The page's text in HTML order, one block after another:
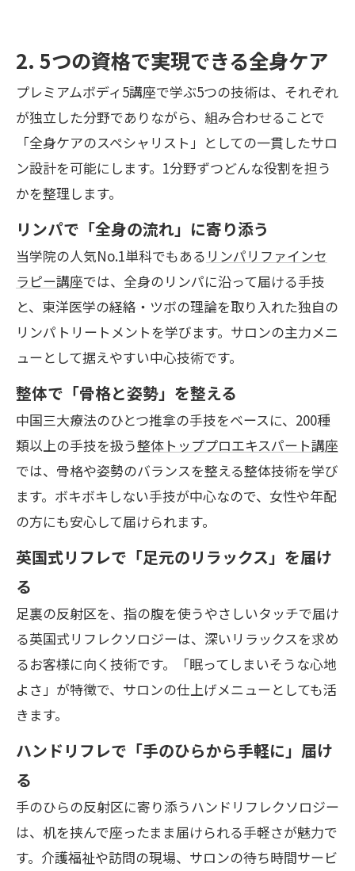
2. 5つの資格で実現できる全身ケア
プレミアムボディ5講座で学ぶ5つの技術は、それぞれ
が独立した分野でありながら、組み合わせることで
「全身ケアのスペシャリスト」としての一貫したサロ
ン設計を可能にします。1分野ずつどんな役割を担う
かを整理します。
リンパで「全身の流れ」に寄り添う
当学院の人気No.1単科でもある リンパリファインセ
ラピー講座では、全身のリンパに沿って届ける手技
と、東洋医学の経絡・ツボの理論を取り入れた独自の
リンパトリートメントを学びます。サロンの主力メニ
ューとして据えやすい中心技術です。
整体で「骨格と姿勢」を整える
中国三大療法のひとつ推拿の手技をベースに、200種
類以上の手技を扱う整体トッププロエキスパート講座
では、骨格や姿勢のバランスを整える整体技術を学び
ます。ボキボキしない手技が中心なので、女性や年配
の方にも安心して届けられます。
英国式リフレで「足元のリラックス」を届け
る
足裏の反射区を、指の腹を使うやさしいタッチで届け
る英国式リフレクソロジーは、深いリラックスを求め
るお客様に向く技術です。「眠ってしまいそうな心地
よさ」が特徴で、サロンの仕上げメニューとしても活
きます。
ハンドリフレで「手のひらから手軽に」届け
る
手のひらの反射区に寄り添うハンドリフレクソロジー
は、机を挟んで座ったまま届けられる手軽さが魅力で
す。介護福祉や訪問の現場、サロンの待ち時間サービ